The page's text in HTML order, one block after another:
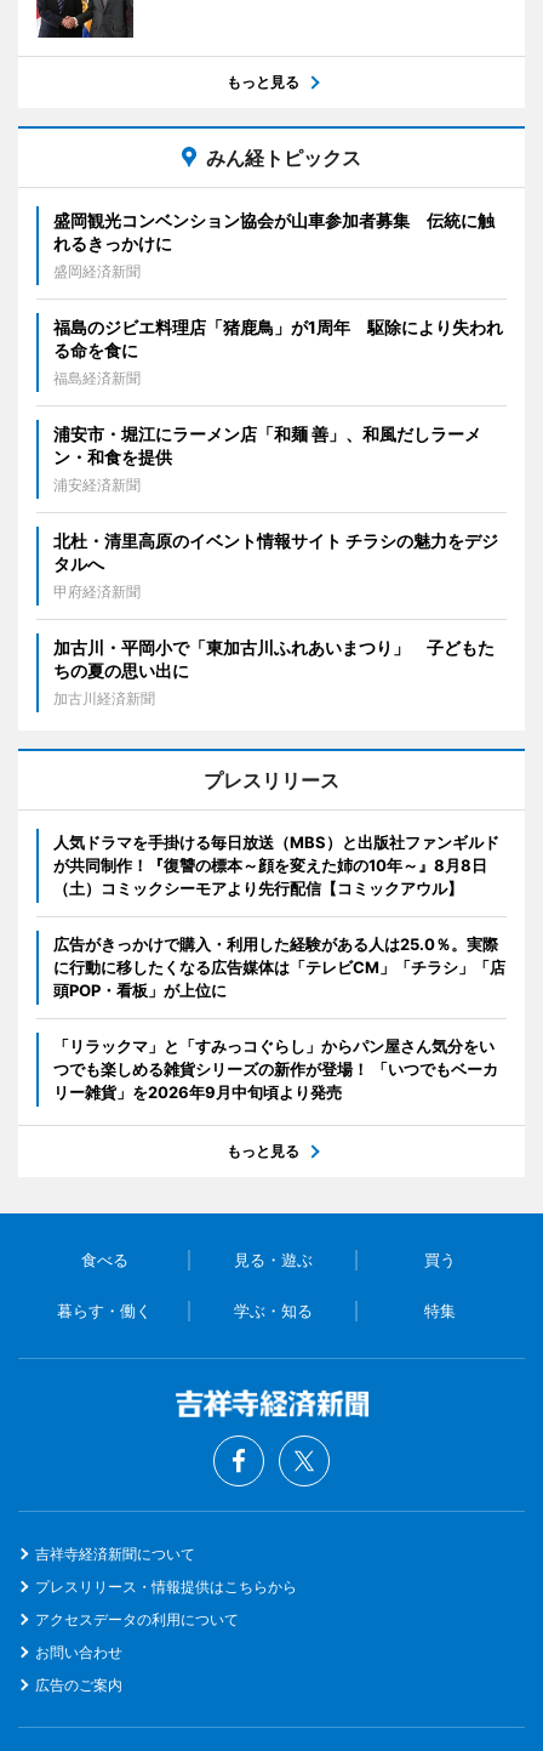
もっと見る
みん経トピックス
盛岡観光コンベンション協会が山車参加者募集 伝統に触
れるきっかけに
盛岡経済新聞
福島のジビエ料理店「猪鹿鳥」が1周年 駆除により失われ
る命を食に
福島経済新聞
浦安市・堀江にラーメン店「和麺 善」、和風だしラーメ
ン・和食を提供
浦安経済新聞
北杜・清里高原のイベント情報サイト チラシの魅力をデジ
タルへ
甲府経済新聞
加古川・平岡小で「東加古川ふれあいまつり」 子どもた
ちの夏の思い出に
加古川経済新聞
プレスリリース
人気ドラマを手掛ける毎日放送（MBS）と出版社ファンギルド
が共同制作！『復讐の標本～顔を変えた姉の10年～』8月8日
（土）コミックシーモアより先行配信【コミックアウル】
広告がきっかけで購入・利用した経験がある人は25.0％。実際
に行動に移したくなる広告媒体は「テレビCM」「チラシ」「店
頭POP・看板」が上位に
「リラックマ」と「すみっコぐらし」からパン屋さん気分をい
つでも楽しめる雑貨シリーズの新作が登場！ 「いつでもベーカ
リー雑貨」を2026年9月中旬頃より発売
もっと見る
食べる 見る・遊ぶ 買う
暮らす・働く 学ぶ・知る 特集
吉祥寺経済新聞について
プレスリリース・情報提供はこちらから
アクセスデータの利用について
お問い合わせ
広告のご案内